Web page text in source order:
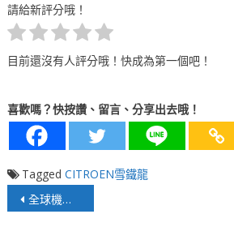
請給新評分哦！
目前還沒有人評分哦！快成為第一個吧！
喜歡嗎？快按讚、留言、分享出去哦！
Tagged CITROEN雪鐵龍
文全球機器人類型 各展長才發揮功能